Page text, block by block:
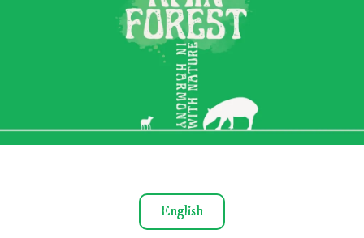
English